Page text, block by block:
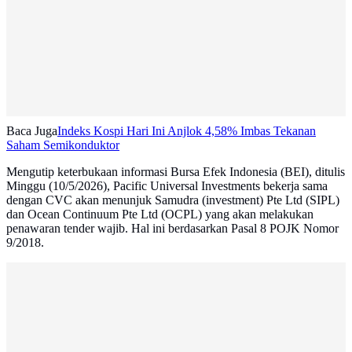
Baca JugaIndeks Kospi Hari Ini Anjlok 4,58% Imbas Tekanan
Saham Semikonduktor
Mengutip keterbukaan informasi Bursa Efek Indonesia (BEI), ditulis
Minggu (10/5/2026), Pacific Universal Investments bekerja sama
dengan CVC akan menunjuk Samudra (investment) Pte Ltd (SIPL)
dan Ocean Continuum Pte Ltd (OCPL) yang akan melakukan
penawaran tender wajib. Hal ini berdasarkan Pasal 8 POJK Nomor
9/2018.